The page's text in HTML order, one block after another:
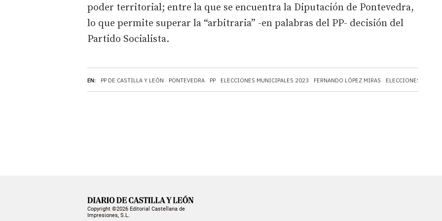
EN: PP DE CASTILLA Y LEÓN PONTEVEDRA PP ELECCIONES MUNICIPALES 2023 FERNANDO LÓPEZ MIRAS ELECCIONES
poder territorial; entre la que se encuentra la Diputación de Pontevedra,
lo que permite superar la “arbitraria” -en palabras del PP- decisión del
Partido Socialista.
Copyright ©2026 Editorial Castellana de
Impresiones, S.L.